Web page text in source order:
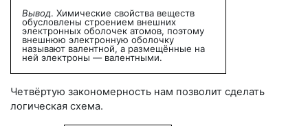
Вывод. Химические свойства веществ
обусловлены строением внешних
электронных оболочек атомов, поэтому
внешнюю электронную оболочку
называют валентной, а размещённые на
ней электроны — валентными.
Четвёртую закономерность нам позволит сделать
логическая схема.